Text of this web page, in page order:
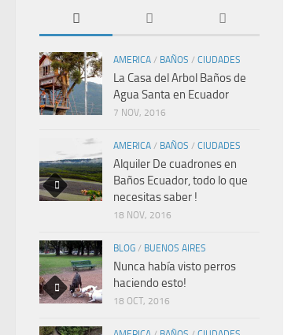
AMERICA / BAÑOS / CIUDADES
La Casa del Arbol Baños de
Agua Santa en Ecuador
7 NOV, 2016
AMERICA / BAÑOS / CIUDADES
Alquiler De cuadrones en
Baños Ecuador, todo lo que
necesitas saber !
18 NOV, 2016
BLOG / BUENOS AIRES
Nunca había visto perros
haciendo esto!
18 OCT, 2016